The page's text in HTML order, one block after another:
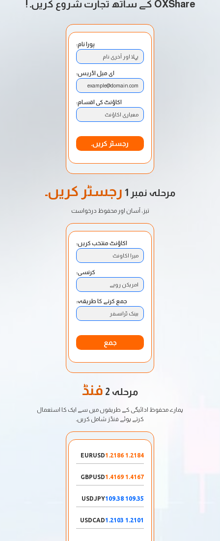
OXShare کے ساتھ تجارت شروع کریں۔ !
پورا نام:
پہلا اور آخری نام
ای میل اڈریس:
example@domain.com
اکاؤنٹ کی اقسام:
معیاری اکاؤنٹ
رجسٹر کریں۔
مرحلہ نمبر 1 رجسٹر کریں۔
تیز، آسان اور محفوظ درخواست
اکاؤنٹ منتخب کریں:
میرا اکاونٹ
کرنسی:
امریکن روپے
جمع کرنے کا طریقہ:
بینک ٹرانسفر
جمع
مرحلہ 2 فنڈ
ہمارے محفوظ ادائیگی کے طریقوں میں سے ایک کا استعمال
کرتے ہوئے فنڈز شامل کریں۔
EURUSD 1.2184 1.2186
GBPUSD 1.4167 1.4169
USDJPY 109.35 109.38
USDCAD 1.2101 1.2103